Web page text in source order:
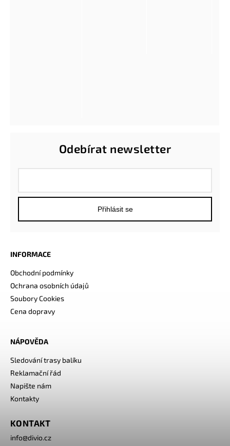
INFORMACE
Obchodní podmínky
Ochrana osobních údajů
Soubory Cookies
Cena dopravy
NÁPOVĚDA
Sledování trasy balíku
Reklamační řád
Napište nám
Kontakty
Odebírat newsletter
Přihlásit se
KONTAKT
info@divio.cz